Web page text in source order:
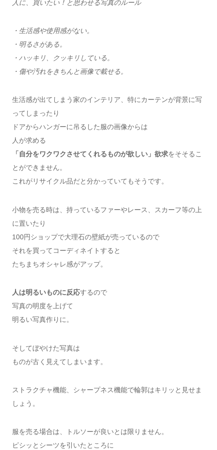
人に、買いたい！と思わせる写真のルール
・生活感や使用感がない。
・明るさがある。
・ハッキリ、クッキリしている。
・傷や汚れをきちんと画像で載せる。
生活感が出てしまう家のインテリア、特にカーテンが背景に写
ってしまったり
ドアからハンガーに吊るした服の画像からは
人が求める
「自分をワクワクさせてくれるものが欲しい」欲求をそそるこ
とができません。
これがリサイクル品だと分かっていてもそうです。
小物を売る時は、持っているファーやレース、スカーフ等の上
に置いたり
100円ショップで大理石の壁紙が売っているので
それを買ってコーディネイトすると
たちまちオシャレ感がアップ。
人は明るいものに反応するので
写真の明度を上げて
明るい写真作りに。
そしてぼやけた写真は
ものが古く見えてしまいます。
ストラクチャ機能、シャープネス機能で輪郭はキリッと見せま
しょう。
服を売る場合は、トルソーが良いとは限りません。
ピシッとシーツを引いたところに